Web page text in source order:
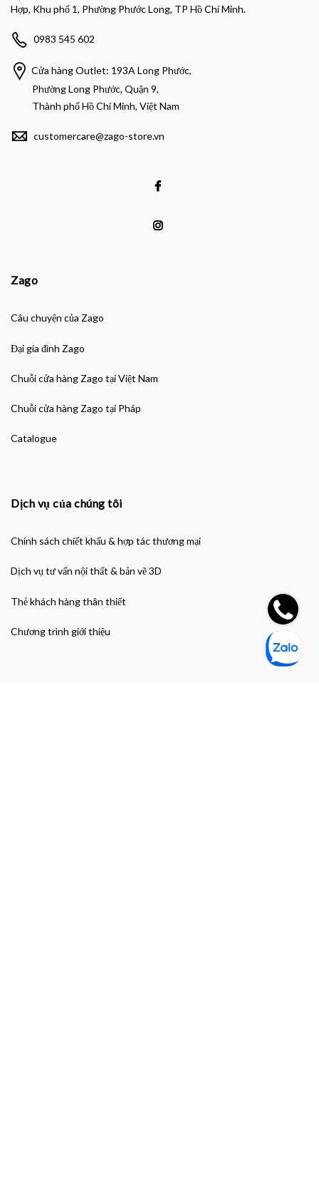
Hợp, Khu phố 1, Phường Phước Long, TP Hồ Chí Minh.
0983 545 602
Cửa hàng Outlet: 193A Long Phước,
Phường Long Phước, Quận 9,
Thành phố Hồ Chí Minh, Việt Nam
customercare@zago-store.vn
Zago
Câu chuyện của Zago
Đại gia đình Zago
Chuỗi cửa hàng Zago tại Việt Nam
Chuỗi cửa hàng Zago tại Pháp
Catalogue
Dịch vụ của chúng tôi
Chính sách chiết khấu & hợp tác thương mại
Dịch vụ tư vấn nội thất & bản vẽ 3D
Thẻ khách hàng thân thiết
Chương trình giới thiệu